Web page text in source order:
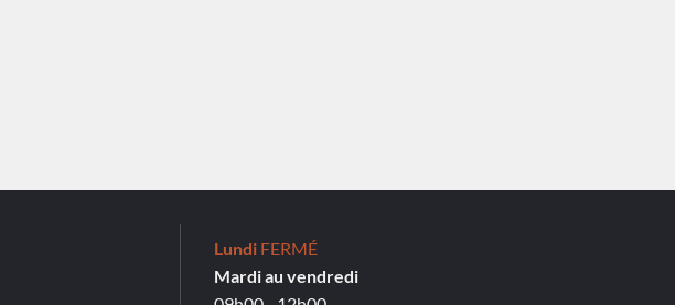
Lundi FERMÉ
Mardi au vendredi